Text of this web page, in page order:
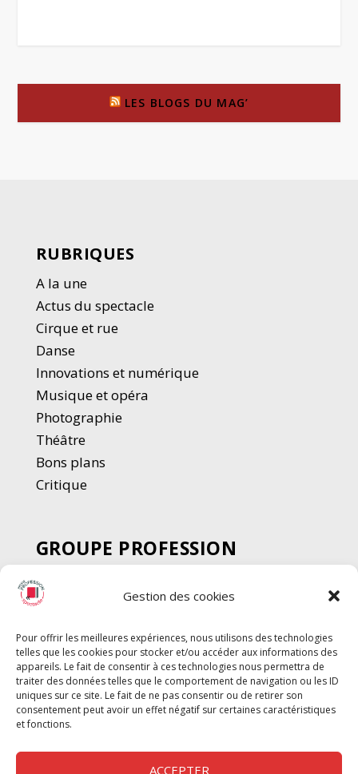
Gestion des cookies
Pour offrir les meilleures expériences, nous utilisons des technologies
telles que les cookies pour stocker et/ou accéder aux informations des
appareils. Le fait de consentir à ces technologies nous permettra de
traiter des données telles que le comportement de navigation ou les ID
uniques sur ce site. Le fait de ne pas consentir ou de retirer son
consentement peut avoir un effet négatif sur certaines caractéristiques
et fonctions.
ACCEPTER
LES BLOGS DU MAG’
RUBRIQUES
A la une
Actus du spectacle
Cirque et rue
Danse
Innovations et numérique
Musique et opéra
Photographie
Théâtre
Bons plans
Critique
GROUPE PROFESSION
SPECTACLE
Chèque Intermittents
Chèque Compta
Chèque Emploi Spectacle
G-Pods
Profession Audio-visuel